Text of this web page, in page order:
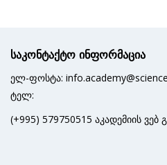
საკონტაქტო ინფორმაცია
ელ-ფოსტა:
ტელ:
(+995) 579750515 აკადემიის